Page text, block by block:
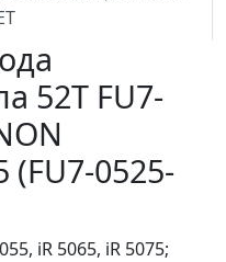
52T FU7-
(FU7-0525-
iR 5065, iR 5075;